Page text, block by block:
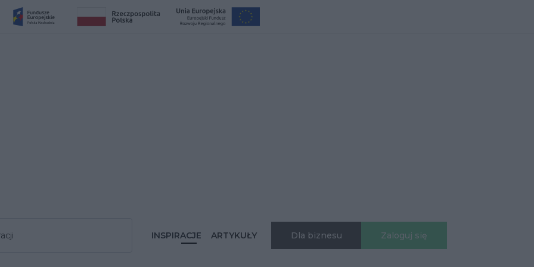
INSPIRACJE ARTYKUŁY Dla biznesu Zaloguj się